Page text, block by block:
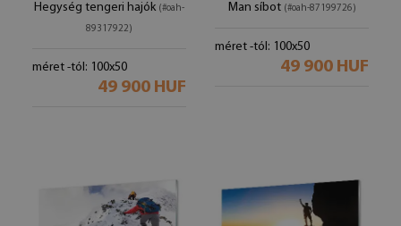
Hegység tengeri hajók (#oah-
89317922)
méret -tól: 100x50
49 900 HUF
Man síbot (#oah-87199726)
méret -tól: 100x50
49 900 HUF